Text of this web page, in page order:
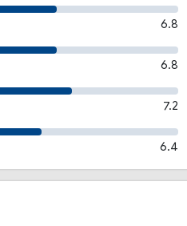
6.8
6.8
7.2
6.4